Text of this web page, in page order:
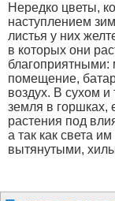
Нередко цветы,
наступлением
листья у них
в которых они
благоприятными:
помещение,
воздух. В сухом
земля в горшках,
растения под
а так как света
вытянутыми,